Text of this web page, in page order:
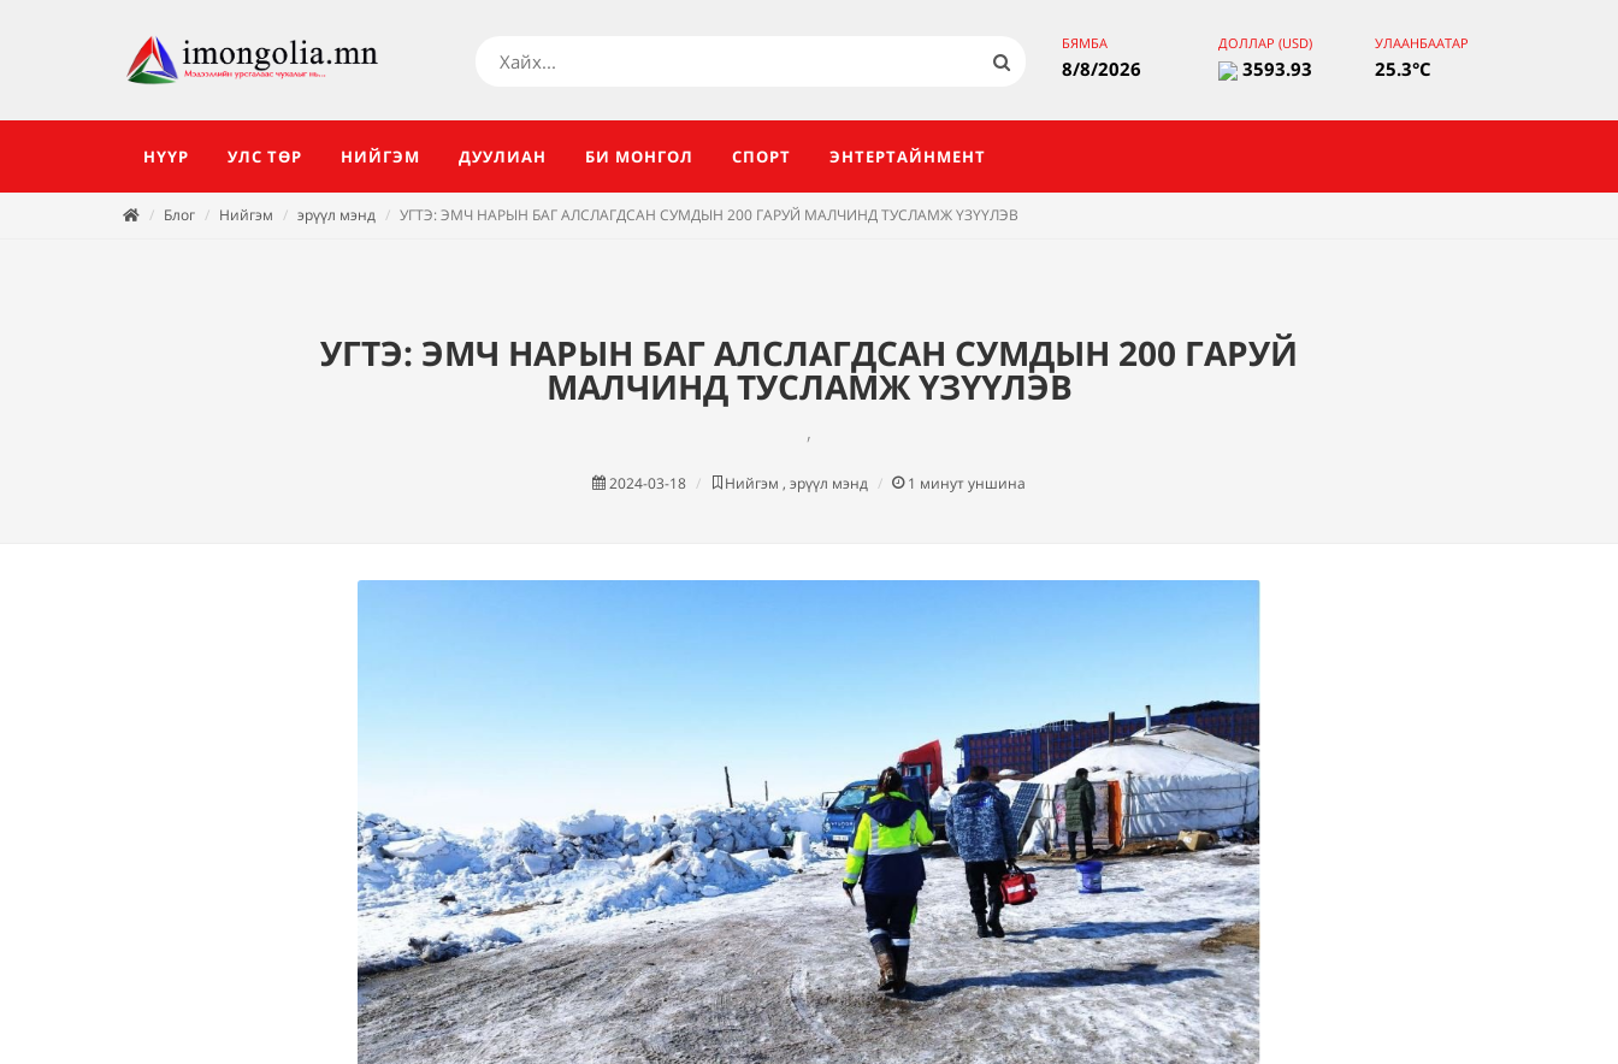
БЯМБА
8/8/2026
ДОЛЛАР (USD)
3593.93
УЛААНБААТАР
25.3°C
НҮҮР УЛС ТӨР НИЙГЭМ ДУУЛИАН БИ МОНГОЛ СПОРТ ЭНТЕРТАЙНМЕНТ
Блог Нийгэм эрүүл мэнд УГТЭ: ЭМЧ НАРЫН БАГ АЛСЛАГДСАН СУМДЫН 200 ГАРУЙ МАЛЧИНД ТУСЛАМЖ ҮЗҮҮЛЭВ
УГТЭ: ЭМЧ НАРЫН БАГ АЛСЛАГДСАН СУМДЫН 200 ГАРУЙ
МАЛЧИНД ТУСЛАМЖ ҮЗҮҮЛЭВ
,
2024-03-18 Нийгэм , эрүүл мэнд 1 минут уншина